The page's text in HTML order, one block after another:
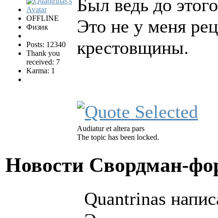
OFFLINE
Физик
Posts: 12340
Thank you
received: 7
Karma: 1
Был ведь до
Это не у меня
крестовщины.
Audiatur et altera pars
The topic has been locked.
Новости Свордман-
Quantrinas